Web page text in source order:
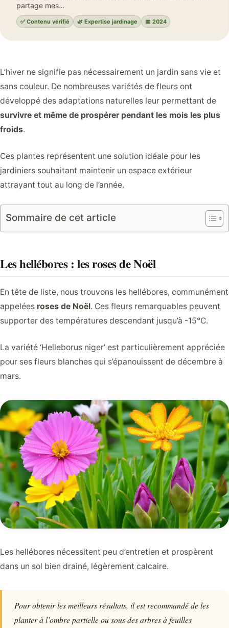
partage mes…
✅ Contenu vérifié 🌿 Expertise jardinage 📅 2024
L’hiver ne signifie pas nécessairement un jardin sans vie et
sans couleur. De nombreuses variétés de fleurs ont
développé des adaptations naturelles leur permettant de
survivre et même de prospérer pendant les mois les plus
froids.
Ces plantes représentent une solution idéale pour les
jardiniers souhaitant maintenir un espace extérieur
attrayant tout au long de l’année.
Sommaire de cet article
Les hellébores : les roses de Noël
En tête de liste, nous trouvons les hellébores, communément
appelées roses de Noël. Ces fleurs remarquables peuvent
supporter des températures descendant jusqu’à -15°C.
La variété ‘Helleborus niger’ est particulièrement appréciée
pour ses fleurs blanches qui s’épanouissent de décembre à
mars.
Les hellébores nécessitent peu d’entretien et prospèrent
dans un sol bien drainé, légèrement calcaire.
Pour obtenir les meilleurs résultats, il est recommandé de les
planter à l’ombre partielle ou sous des arbres à feuilles